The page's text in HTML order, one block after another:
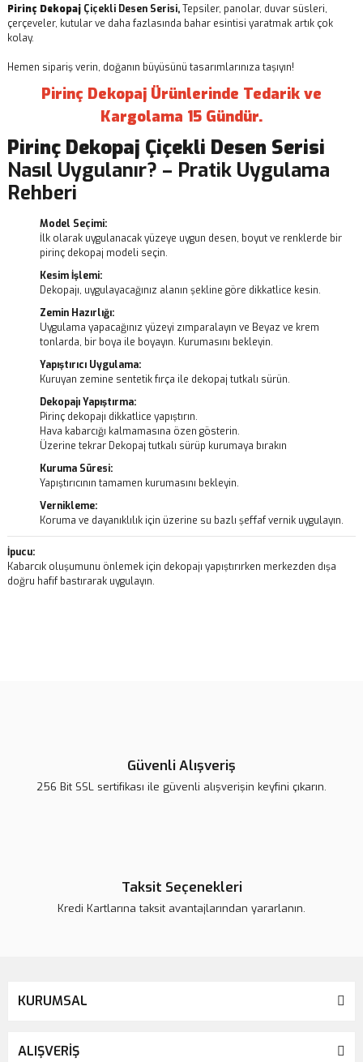
Pirinç Dekopaj Çiçekli Desen Serisi,Tepsiler, panolar, duvar süsleri,
çerçeveler, kutular ve daha fazlasında bahar esintisi yaratmak artık çok
kolay.
Hemen sipariş verin, doğanın büyüsünü tasarımlarınıza taşıyın!
Pirinç Dekopaj Ürünlerinde Tedarik ve
Kargolama 15 Gündür.
Pirinç Dekopaj Çiçekli Desen Serisi
Nasıl Uygulanır? – Pratik Uygulama
Rehberi
Model Seçimi:
İlk olarak uygulanacak yüzeye uygun desen, boyut ve renklerde bir
pirinç dekopaj modeli seçin.
Kesim İşlemi:
Dekopajı, uygulayacağınız alanın şekline göre dikkatlice kesin.
Zemin Hazırlığı:
Uygulama yapacağınız yüzeyi zımparalayın ve Beyaz ve krem
tonlarda, bir boya ile boyayın. Kurumasını bekleyin.
Yapıştırıcı Uygulama:
Kuruyan zemine sentetik fırça ile dekopaj tutkalı sürün.
Dekopajı Yapıştırma:
Pirinç dekopajı dikkatlice yapıştırın.
Hava kabarcığı kalmamasına özen gösterin.
Üzerine tekrar Dekopaj tutkalı sürüp kurumaya bırakın
Kuruma Süresi:
Yapıştırıcının tamamen kurumasını bekleyin.
Vernikleme:
Koruma ve dayanıklılık için üzerine su bazlı şeffaf vernik uygulayın.
İpucu:
Kabarcık oluşumunu önlemek için dekopajı yapıştırırken merkezden dışa
doğru hafif bastırarak uygulayın.
Güvenli Alışveriş
256 Bit SSL sertifikası ile güvenli alışverişin keyfini çıkarın.
Taksit Seçenekleri
Kredi Kartlarına taksit avantajlarından yararlanın.
KURUMSAL
ALIŞVERİŞ